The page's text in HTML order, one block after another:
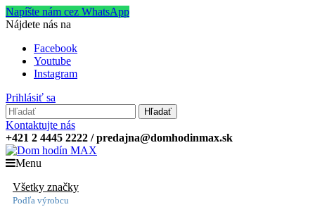
Napíšte nám cez WhatsApp
Nájdete nás na
Facebook
Youtube
Instagram
Prihlásiť sa
Hľadať
Kontaktujte nás
+421 2 4445 2222 / predajna@domhodinmax.sk
Menu
Všetky značky
Podľa výrobcu